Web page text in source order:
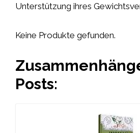
Unterstützung ihres
Keine Produkte gefunden.
Posts: